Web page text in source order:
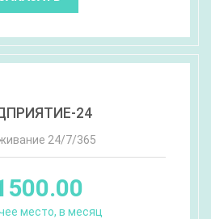
24
24/7/365
место, в месяц